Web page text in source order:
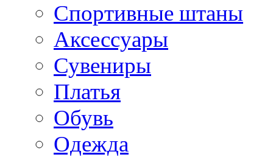
Спортивные штаны
Аксессуары
Сувениры
Платья
Обувь
Одежда